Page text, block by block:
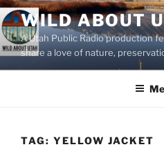
Skip
to
content
WILD ABOUT
A Utah Public Radio production
share a love of nature,
TAG: YELLOW JACKET